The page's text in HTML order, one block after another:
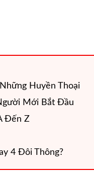
Huyền Thoại
Mới Bắt Đầu
Đến Z
4 Đôi Thông?